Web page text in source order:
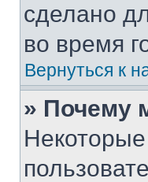
сделано
во время
Вернуться к
» Почему